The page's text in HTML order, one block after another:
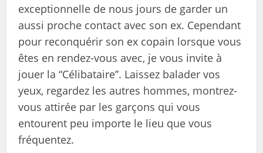
exceptionnelle de nous jours de garder un
aussi proche contact avec son ex. Cependant
pour reconquérir son ex copain lorsque vous
êtes en rendez-vous avec, je vous invite à
jouer la “Célibataire”. Laissez balader vos
yeux, regardez les autres hommes, montrez-
vous attirée par les garçons qui vous
entourent peu importe le lieu que vous
fréquentez.